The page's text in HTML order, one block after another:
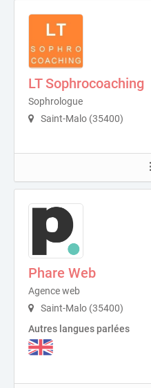
LT Sophrocoaching
Sophrologue
Saint-Malo (35400)
Phare Web
Agence web
Saint-Malo (35400)
Autres langues parlées